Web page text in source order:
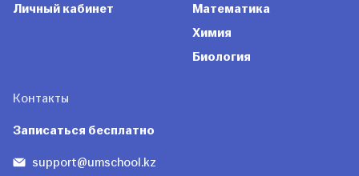
Личный кабинет
Математика
Химия
Биология
Контакты
Записаться бесплатно
support@umschool.kz